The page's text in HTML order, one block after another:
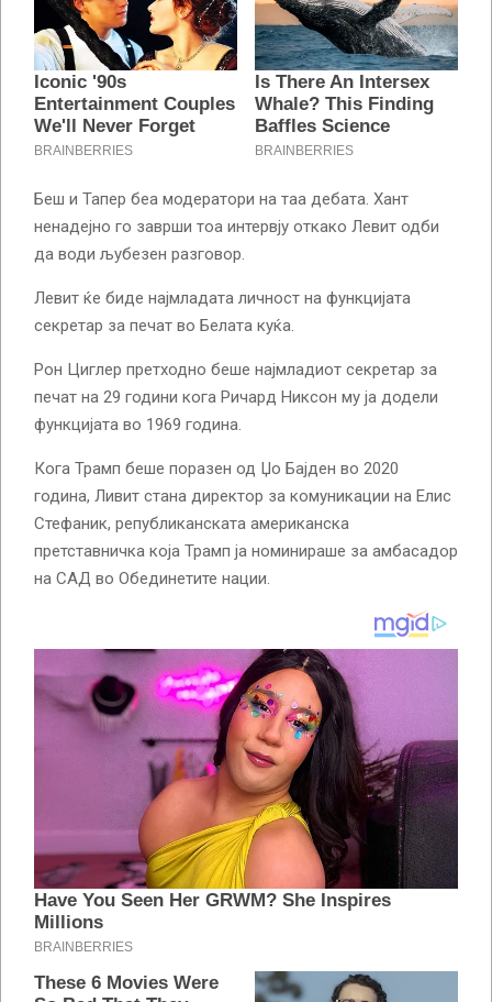
Беш и Тапер беа модератори на таа дебата. Хант
ненадејно го заврши тоа интервју откако Левит одби
да води љубезен разговор.
Левит ќе биде најмладата личност на функцијата
секретар за печат во Белата куќа.
Рон Циглер претходно беше најмладиот секретар за
печат на 29 години кога Ричард Никсон му ја додели
функцијата во 1969 година.
Кога Трамп беше поразен од Џо Бајден во 2020
година, Ливит стана директор за комуникации на Елис
Стефаник, републиканската американска
претставничка која Трамп ја номинираше за амбасадор
на САД во Обединетите нации.